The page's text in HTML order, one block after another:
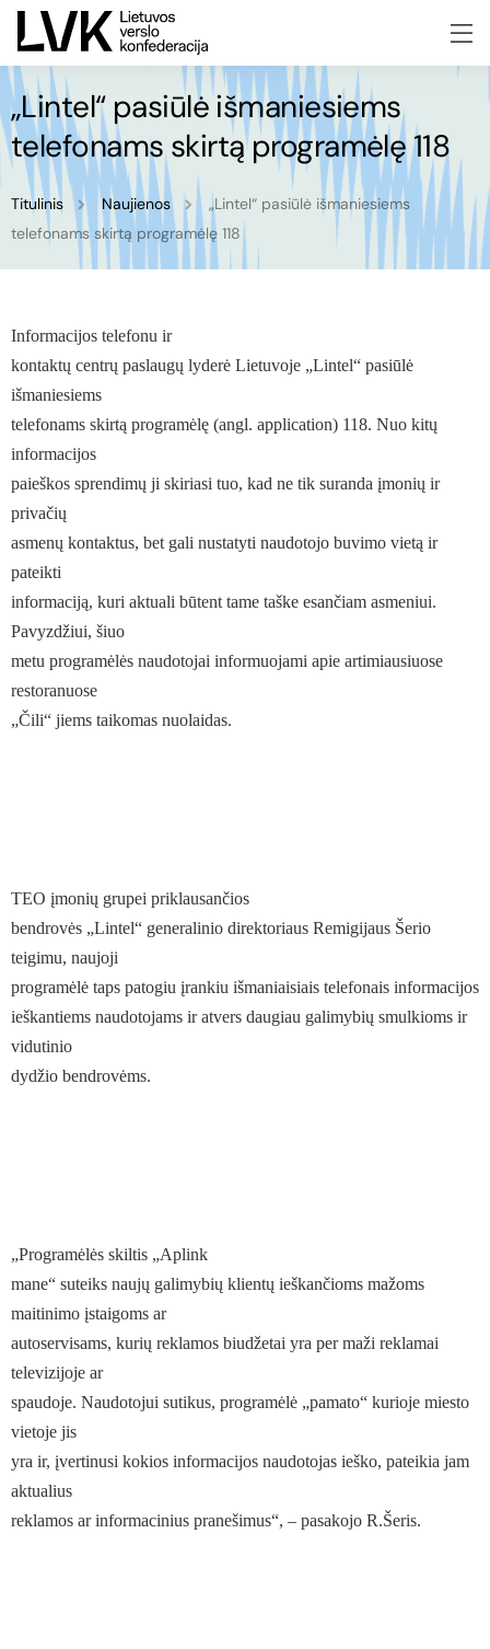
„Lintel“ pasiūlė išmaniesiems
telefonams skirtą programėlę 118
Titulinis Naujienos
„Lintel“ pasiūlė išmaniesiems
telefonams skirtą programėlę 118
Informacijos telefonu ir
kontaktų centrų paslaugų lyderė Lietuvoje „Lintel“ pasiūlė
išmaniesiems
telefonams skirtą programėlę (angl. application) 118. Nuo kitų
informacijos
paieškos sprendimų ji skiriasi tuo, kad ne tik suranda įmonių ir
privačių
asmenų kontaktus, bet gali nustatyti naudotojo buvimo vietą ir
pateikti
informaciją, kuri aktuali būtent tame taške esančiam asmeniui.
Pavyzdžiui, šiuo
metu programėlės naudotojai informuojami apie artimiausiuose
restoranuose
„Čili“ jiems taikomas nuolaidas.
TEO įmonių grupei priklausančios
bendrovės „Lintel“ generalinio direktoriaus Remigijaus Šerio
teigimu, naujoji
programėlė taps patogiu įrankiu išmaniaisiais telefonais informacijos
ieškantiems naudotojams ir atvers daugiau galimybių smulkioms ir
vidutinio
dydžio bendrovėms.
„Programėlės skiltis „Aplink
mane“ suteiks naujų galimybių klientų ieškančioms mažoms
maitinimo įstaigoms ar
autoservisams, kurių reklamos biudžetai yra per maži reklamai
televizijoje ar
spaudoje. Naudotojui sutikus, programėlė „pamato“ kurioje miesto
vietoje jis
yra ir, įvertinusi kokios informacijos naudotojas ieško, pateikia jam
aktualius
reklamos ar informacinius pranešimus“, – pasakojo R.Šeris.